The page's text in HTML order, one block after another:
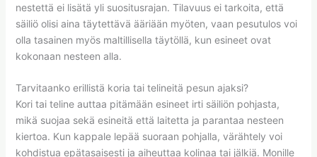
nestettä ei lisätä yli suositusrajan. Tilavuus ei tarkoita, että
säiliö olisi aina täytettävä ääriään myöten, vaan pesutulos voi
olla tasainen myös maltillisella täytöllä, kun esineet ovat
kokonaan nesteen alla.
Tarvitaanko erillistä koria tai telineitä pesun ajaksi?
Kori tai teline auttaa pitämään esineet irti säiliön pohjasta,
mikä suojaa sekä esineitä että laitetta ja parantaa nesteen
kiertoa. Kun kappale lepää suoraan pohjalla, värähtely voi
kohdistua epätasaisesti ja aiheuttaa kolinaa tai jälkiä. Monille